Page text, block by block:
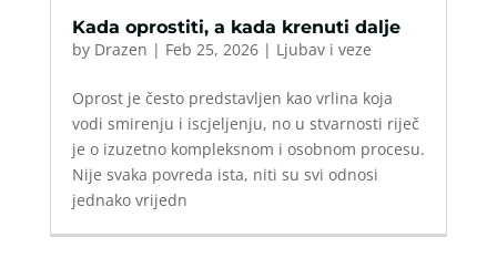
Kada oprostiti, a kada krenuti dalje
by Drazen | Feb 25, 2026| Ljubav i veze
Oprost je često predstavljen kao vrlina koja
vodi smirenju i iscjeljenju, no u stvarnosti riječ
je o izuzetno kompleksnom i osobnom procesu.
Nije svaka povreda ista, niti su svi odnosi
jednako vrijedn